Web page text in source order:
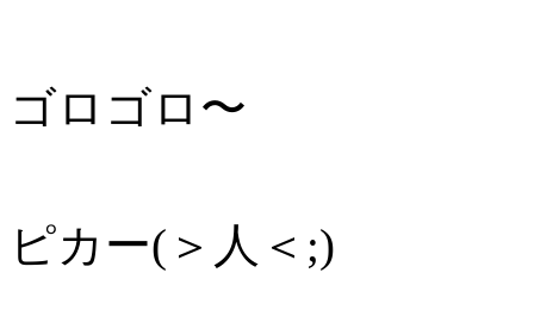
ゴロゴロ〜
ピカー(＞人＜;)